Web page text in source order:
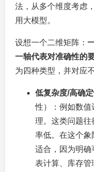
法，从多个维度考虑
用大模型。
设想一个二维矩阵：
一轴代表对准确性的
为四种类型，并对应
低复杂度/高确
性）：例如数值
理。这类问题
率低。在这个象
适合，因为明确
表计算、库存管